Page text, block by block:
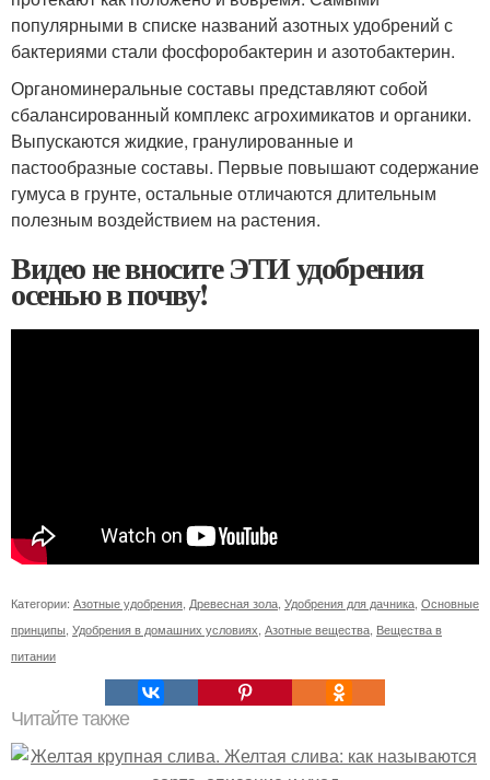
популярными в списке названий азотных удобрений с
бактериями стали фосфоробактерин и азотобактерин.
Органоминеральные составы представляют собой
сбалансированный комплекс агрохимикатов и органики.
Выпускаются жидкие, гранулированные и
пастообразные составы. Первые повышают содержание
гумуса в грунте, остальные отличаются длительным
полезным воздействием на растения.
Видео не вносите ЭТИ удобрения
осенью в почву!
Категории: Азотные удобрения Древесная зола Удобрения для дачника Основные
принципы Удобрения в домашних условиях Азотные вещества Вещества в
питании
Читайте также